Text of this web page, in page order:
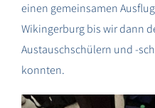
einen gemeinsamen
Wikingerburg bis wir dann
Austauschschülern und -
konnten.